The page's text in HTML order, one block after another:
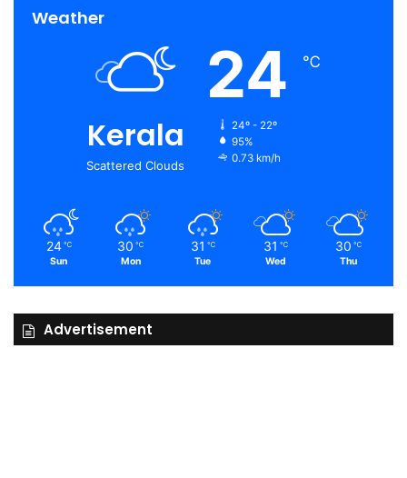
Weather
Kerala
Scattered Clouds
24 ℃
24º - 22º
95%
0.73 km/h
24 ℃
Sun
30 ℃
Mon
31 ℃
Tue
31 ℃
Wed
30 ℃
Thu
Advertisement